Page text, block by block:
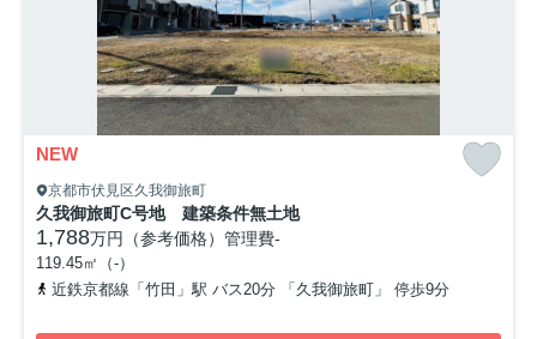
NEW
京都市伏見区久我御旅町
久我御旅町C号地 建築条件無土地
1,788万円（参考価格） 管理費-
119.45㎡（-）
近鉄京都線「竹田」駅 バス20分 「久我御旅町」 停歩9分